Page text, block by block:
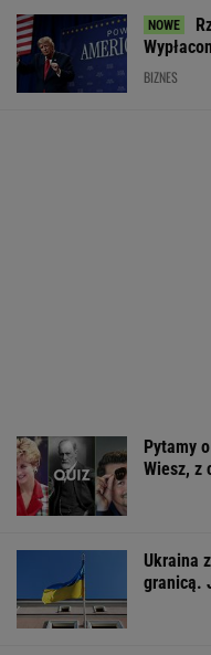
BIZNES
Pytamy
Wiesz, z
Ukraina
granicą.